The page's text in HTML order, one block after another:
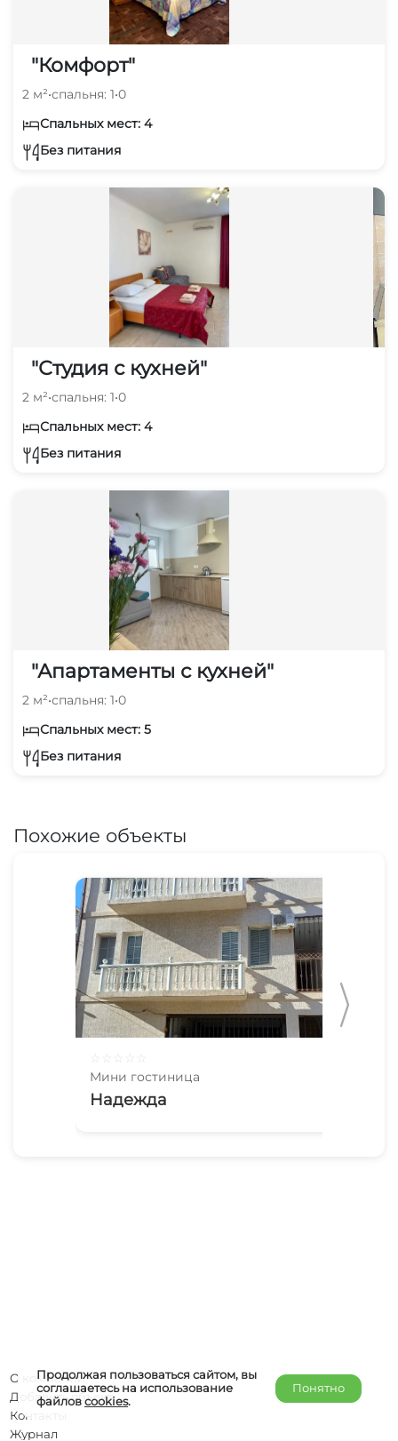
"Комфорт"
2 м²•спальня: 1•0
Спальных мест: 4
Без питания
"Студия с кухней"
2 м²•спальня: 1•0
Спальных мест: 4
Без питания
"Апартаменты с кухней"
2 м²•спальня: 1•0
Спальных мест: 5
Без питания
Похожие объекты
Мини гостиница
Надежда
Продолжая пользоваться сайтом, вы
соглашаетесь на использование
файловcookies.
Понятно
О компании
Добавить объект
Контакты
Журнал